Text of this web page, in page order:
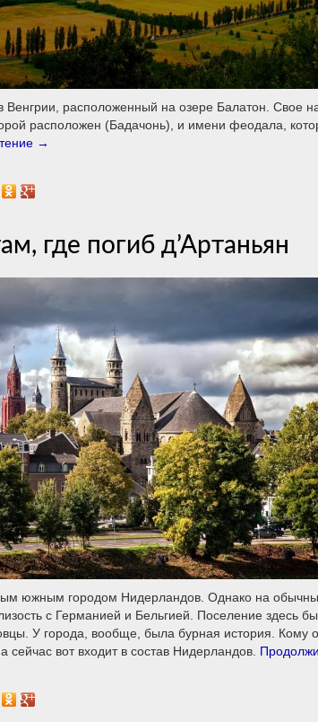
Венгрии, расположенный на озере Балатон. Свое
расположен (Бадачонь), и имени феодала,
→
где погиб д’Артаньян
южным городом Нидерландов. Однако на
с Германией и Бельгией. Поселение здесь
У города, вообще, была бурная история. Кому
вот входит в состав Нидерландов.